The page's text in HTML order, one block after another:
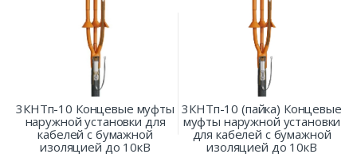
3КНТп-10 Концевые муфты
наружной установки для
кабелей с бумажной
изоляцией до 10кВ
3КНТп-10 (пайка) Концевые
муфты наружной установки
для кабелей с бумажной
изоляцией до 10кВ